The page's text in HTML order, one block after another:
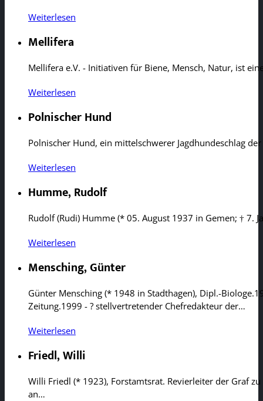
Weiterlesen
Mellifera
Mellifera e.V. - Initiativen für Biene, Mensch, Natur, ist
Weiterlesen
Polnischer Hund
Polnischer Hund, ein mittelschwerer Jagdhundeschlag
Weiterlesen
Humme, Rudolf
Rudolf (Rudi) Humme (* 05. August 1937 in Gemen; † 7.
Weiterlesen
Mensching, Günter
Günter Mensching (* 1948 in Stadthagen), Dipl.-
Zeitung.1999 - ? stellvertretender Chefredakteur der…
Weiterlesen
Friedl, Willi
Willi Friedl (* 1923), Forstamtsrat. Revierleiter der Graf
an…